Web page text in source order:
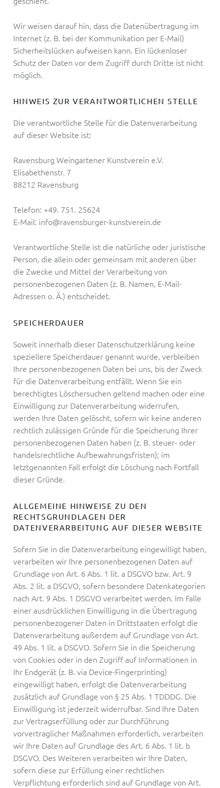
Wir weisen darauf hin, dass die Datenübertragung im
Internet (z. B. bei der Kommunikation per E-Mail)
Sicherheitslücken aufweisen kann. Ein lückenloser
Schutz der Daten vor dem Zugriff durch Dritte ist nicht
möglich.
HINWEIS ZUR VERANTWORTLICHEN STELLE
Die verantwortliche Stelle für die Datenverarbeitung
auf dieser Website ist:
Ravensburg Weingartener Kunstverein e.V.
Elisabethenstr. 7
88212 Ravensburg
Telefon: +49. 751. 25624
E-Mail: info@ravensburger-kunstverein.de
Verantwortliche Stelle ist die natürliche oder juristische
Person, die allein oder gemeinsam mit anderen über
die Zwecke und Mittel der Verarbeitung von
personenbezogenen Daten (z. B. Namen, E-Mail-
Adressen o. Ä.) entscheidet.
SPEICHERDAUER
Soweit innerhalb dieser Datenschutzerklärung keine
speziellere Speicherdauer genannt wurde, verbleiben
Ihre personenbezogenen Daten bei uns, bis der Zweck
für die Datenverarbeitung entfällt. Wenn Sie ein
berechtigtes Löschersuchen geltend machen oder eine
Einwilligung zur Datenverarbeitung widerrufen,
werden Ihre Daten gelöscht, sofern wir keine anderen
rechtlich zulässigen Gründe für die Speicherung Ihrer
personenbezogenen Daten haben (z. B. steuer- oder
handelsrechtliche Aufbewahrungsfristen); im
letztgenannten Fall erfolgt die Löschung nach Fortfall
dieser Gründe.
ALLGEMEINE HINWEISE ZU DEN
RECHTSGRUNDLAGEN DER
DATENVERARBEITUNG AUF DIESER WEBSITE
Sofern Sie in die Datenverarbeitung eingewilligt haben,
verarbeiten wir Ihre personenbezogenen Daten auf
Grundlage von Art. 6 Abs. 1 lit. a DSGVO bzw. Art. 9
Abs. 2 lit. a DSGVO, sofern besondere Datenkategorien
nach Art. 9 Abs. 1 DSGVO verarbeitet werden. Im Falle
einer ausdrücklichen Einwilligung in die Übertragung
personenbezogener Daten in Drittstaaten erfolgt die
Datenverarbeitung außerdem auf Grundlage von Art.
49 Abs. 1 lit. a DSGVO. Sofern Sie in die Speicherung
von Cookies oder in den Zugriff auf Informationen in
Ihr Endgerät (z. B. via Device-Fingerprinting)
eingewilligt haben, erfolgt die Datenverarbeitung
zusätzlich auf Grundlage von § 25 Abs. 1 TDDDG. Die
Einwilligung ist jederzeit widerrufbar. Sind Ihre Daten
zur Vertragserfüllung oder zur Durchführung
vorvertraglicher Maßnahmen erforderlich, verarbeiten
wir Ihre Daten auf Grundlage des Art. 6 Abs. 1 lit. b
DSGVO. Des Weiteren verarbeiten wir Ihre Daten,
sofern diese zur Erfüllung einer rechtlichen
Verpflichtung erforderlich sind auf Grundlage von Art.